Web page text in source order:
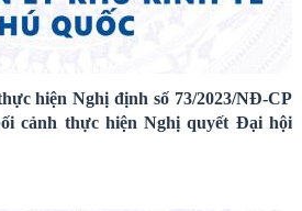
hiện Nghị định số 73/2023/NĐ-CP
cảnh thực hiện Nghị quyết Đại hội